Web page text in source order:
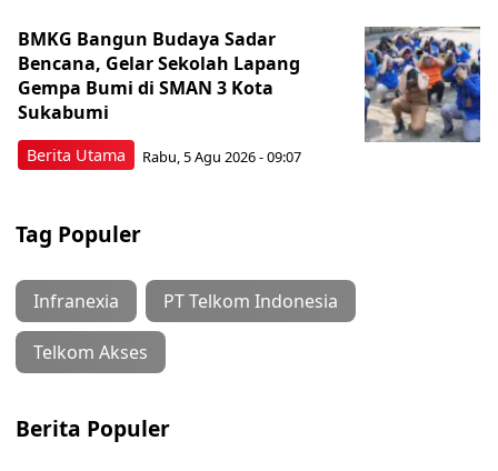
Berita Utama
BMKG Bangun Budaya Sadar
Bencana, Gelar Sekolah Lapang
Gempa Bumi di SMAN 3 Kota
Sukabumi
Rabu, 5 Agu 2026 - 09:07
Tag Populer
Infranexia PT Telkom Indonesia
Telkom Akses
Berita Populer